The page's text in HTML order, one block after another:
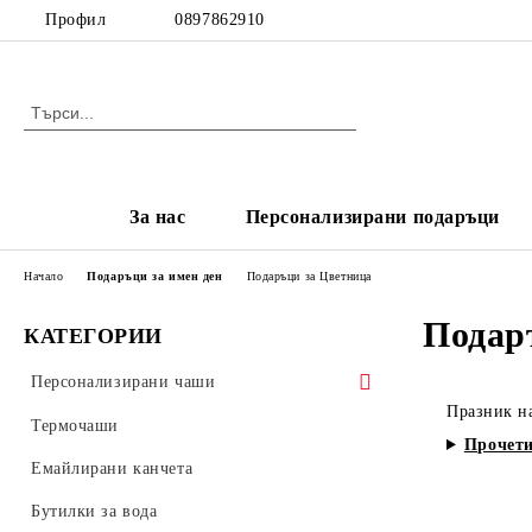
Профил 0897862910
За нас Персонализирани подаръци
КАТЕГОРИИ
Персонализирани чаши
Чаши за жена
Чаши за сестра
Чаши за приятелки
Термочаши
Емайлирани канчета
Бутилки за вода
Начало Подаръци за имен ден Подаръци за Цветница
Празник